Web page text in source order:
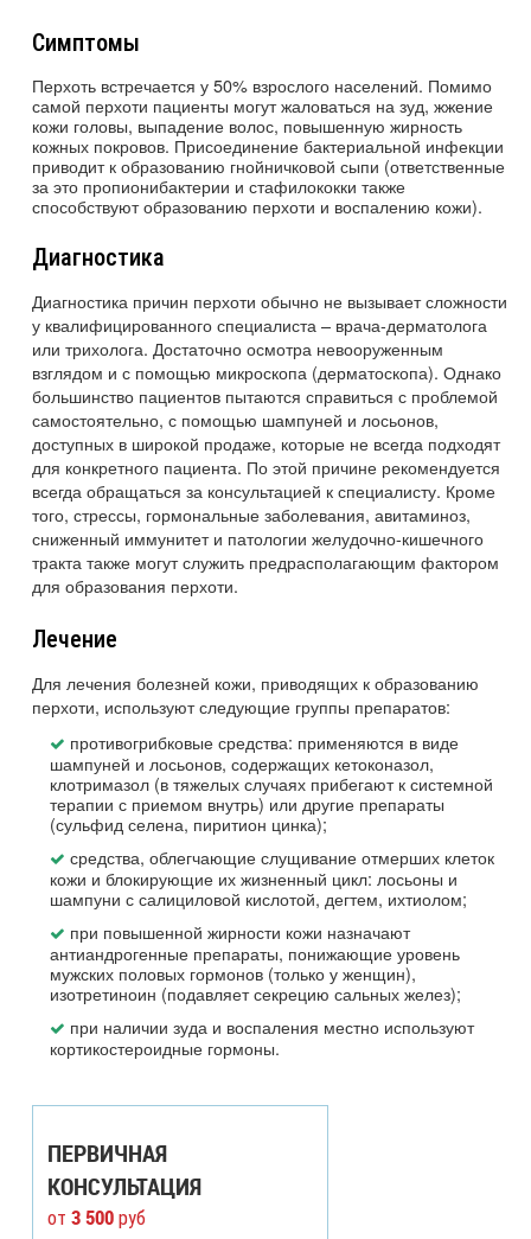
Симптомы
Перхоть встречается у 50% взрослого населений. Помимо
самой перхоти пациенты могут жаловаться на зуд, жжение
кожи головы, выпадение волос, повышенную жирность
кожных покровов. Присоединение бактериальной инфекции
приводит к образованию гнойничковой сыпи (ответственные
за это пропионибактерии и стафилококки также
способствуют образованию перхоти и воспалению кожи).
Диагностика
Диагностика причин перхоти обычно не вызывает сложности
у квалифицированного специалиста – врача-дерматолога
или трихолога. Достаточно осмотра невооруженным
взглядом и с помощью микроскопа (дерматоскопа). Однако
большинство пациентов пытаются справиться с проблемой
самостоятельно, с помощью шампуней и лосьонов,
доступных в широкой продаже, которые не всегда подходят
для конкретного пациента. По этой причине рекомендуется
всегда обращаться за консультацией к специалисту. Кроме
того, стрессы, гормональные заболевания, авитаминоз,
сниженный иммунитет и патологии желудочно-кишечного
тракта также могут служить предрасполагающим фактором
для образования перхоти.
Лечение
Для лечения болезней кожи, приводящих к образованию
перхоти, используют следующие группы препаратов:
противогрибковые средства: применяются в виде
шампуней и лосьонов, содержащих кетоконазол,
клотримазол (в тяжелых случаях прибегают к системной
терапии с приемом внутрь) или другие препараты
(сульфид селена, пиритион цинка);
средства, облегчающие слущивание отмерших клеток
кожи и блокирующие их жизненный цикл: лосьоны и
шампуни с салициловой кислотой, дегтем, ихтиолом;
при повышенной жирности кожи назначают
антиандрогенные препараты, понижающие уровень
мужских половых гормонов (только у женщин),
изотретиноин (подавляет секрецию сальных желез);
при наличии зуда и воспаления местно используют
кортикостероидные гормоны.
ПЕРВИЧНАЯ
КОНСУЛЬТАЦИЯ
от 3 500 руб